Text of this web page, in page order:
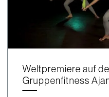
Weltpremiere auf
Gruppenfitness